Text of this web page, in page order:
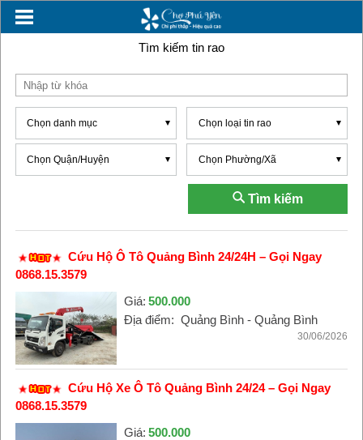
Tìm kiếm tin rao
Chọn danh mục Chọn loại tin rao
Chọn Quận/Huyện Chọn Phường/Xã
Tìm kiếm
Cứu Hộ Ô Tô Quảng Bình 24/24H – Gọi Ngay
0868.15.3579
Giá: 500.000
Địa điểm: Quảng Bình - Quảng Bình
30/06/2026
Cứu Hộ Xe Ô Tô Quảng Bình 24/24 – Gọi Ngay
0868.15.3579
Giá: 500.000